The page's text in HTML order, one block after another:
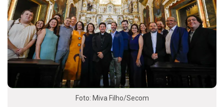
Foto: Miva Filho/Secom